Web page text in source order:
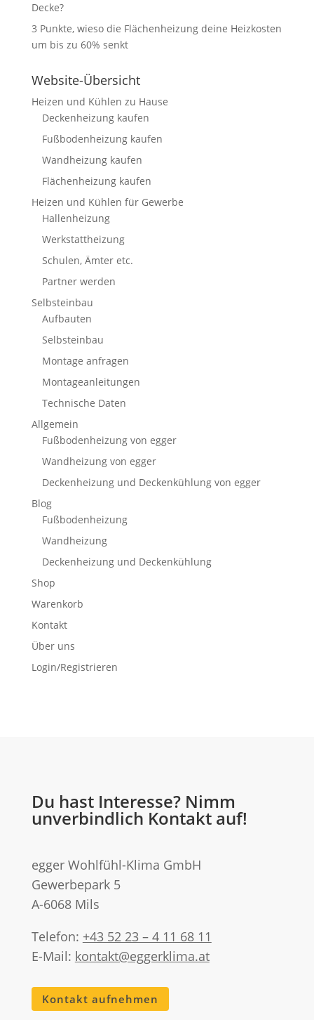
Decke?
3 Punkte, wieso die Flächenheizung deine Heizkosten
um bis zu 60% senkt
Website-Übersicht
Heizen und Kühlen zu Hause
Deckenheizung kaufen
Fußbodenheizung kaufen
Wandheizung kaufen
Flächenheizung kaufen
Heizen und Kühlen für Gewerbe
Hallenheizung
Werkstattheizung
Schulen, Ämter etc.
Partner werden
Selbsteinbau
Aufbauten
Selbsteinbau
Montage anfragen
Montageanleitungen
Technische Daten
Allgemein
Fußbodenheizung von egger
Wandheizung von egger
Deckenheizung und Deckenkühlung von egger
Blog
Fußbodenheizung
Wandheizung
Deckenheizung und Deckenkühlung
Shop
Warenkorb
Kontakt
Über uns
Login/Registrieren
Du hast Interesse? Nimm
unverbindlich Kontakt auf!
egger Wohlfühl-Klima GmbH
Gewerbepark 5
A-6068 Mils
Telefon: +43 52 23 – 4 11 68 11
E-Mail: kontakt@eggerklima.at
Kontakt aufnehmen